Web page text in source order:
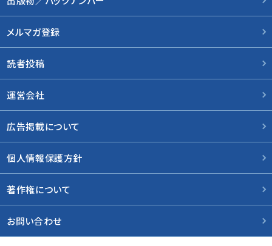
メルマガ登録
読者投稿
運営会社
広告掲載について
個人情報保護方針
著作権について
お問い合わせ